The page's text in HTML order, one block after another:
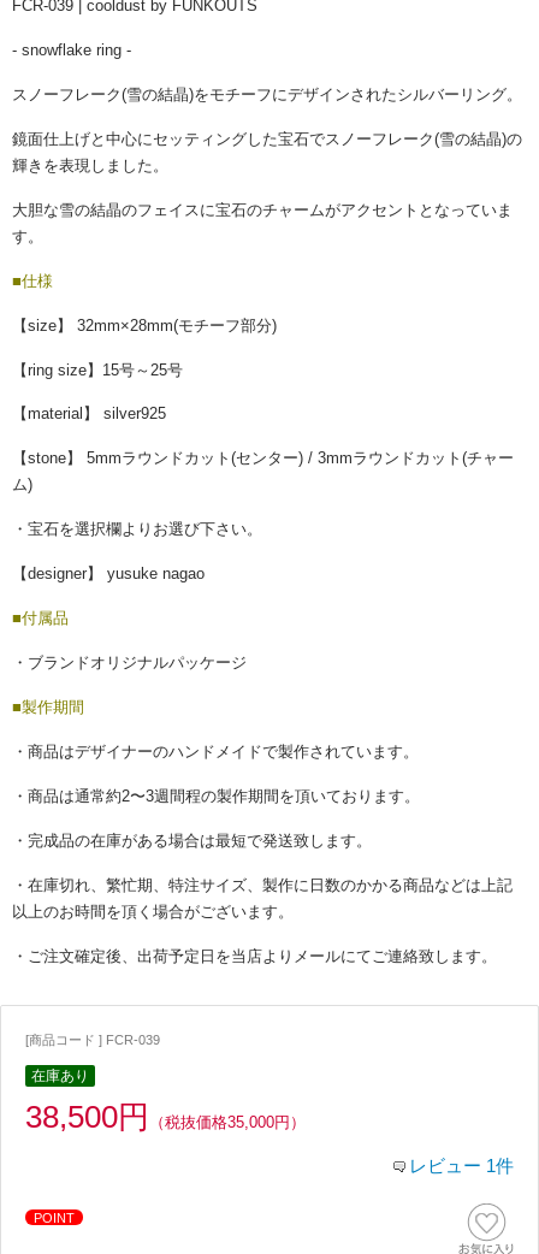
FCR-039 | cooldust by FUNKOUTS
- snowflake ring -
スノーフレーク(雪の結晶)をモチーフにデザインされたシルバーリング。
鏡面仕上げと中心にセッティングした宝石でスノーフレーク(雪の結晶)の
輝きを表現しました。
大胆な雪の結晶のフェイスに宝石のチャームがアクセントとなっていま
す。
■仕様
【size】 32mm×28mm(モチーフ部分)
【ring size】15号～25号
【material】 silver925
【stone】 5mmラウンドカット(センター) / 3mmラウンドカット(チャー
ム)
・宝石を選択欄よりお選び下さい。
【designer】 yusuke nagao
■付属品
・ブランドオリジナルパッケージ
■製作期間
・商品はデザイナーのハンドメイドで製作されています。
・商品は通常約2〜3週間程の製作期間を頂いております。
・完成品の在庫がある場合は最短で発送致します。
・在庫切れ、繁忙期、特注サイズ、製作に日数のかかる商品などは上記
以上のお時間を頂く場合がございます。
・ご注文確定後、出荷予定日を当店よりメールにてご連絡致します。
[商品コード ] FCR-039
在庫あり
38,500円 （税抜価格35,000円）
レビュー 1件
POINT